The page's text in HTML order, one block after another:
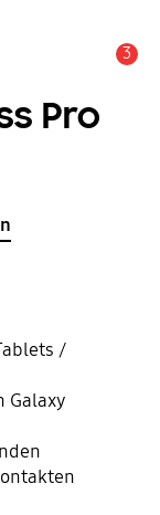
3
Pro
/
Galaxy